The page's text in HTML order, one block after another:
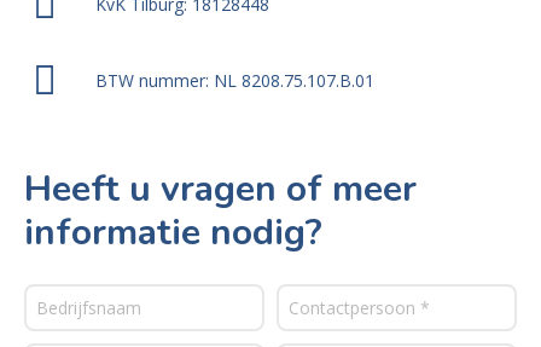
BTW nummer: NL 8208.75.107.B.01
Heeft u vragen of meer
informatie nodig?